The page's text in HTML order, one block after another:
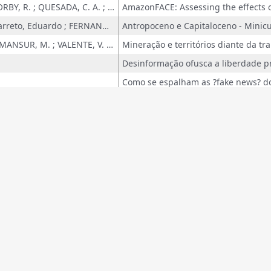
LAPOLA, D. M. ; NORBY, R. ; QUESADA, C. A. ; HARTLEY, S. ; ESQUIVEL-MUELBERT, A. ; RAMMIG, A. ; TAKESHI, B. ; BLANCO, C. ; SANTANA, F. ; TEIXEIRA, I. ; ALEIXO, I. ; FLEISCHER, K. ; LUGLI, L. F. ; FUCHSLUEGER, L. ; ROWLAND, L. ; PADGURSCHI, M. ; Monteiro, Marko ; GARCIA, S. ; DOMINGUES, T.
MARRAS, S. ; Sá Barreto, Eduardo ; FERNANDES, F. O. ; VALENTE, V. ; FARFAN, J. D. ; GIAMPAOLI, A. V. ; NEVES, G. ; FRACALANZA, PAULO SÉRGIO ; CORAZZA, ROSANA ICASSATTI
MESQUITA, M. J. ; MANSUR, M. ; VALENTE, V. ; FARFAN, J. D. ; GIAMPAOLI, A. V. ; GREGOL, J. M. R. ; CORAZZA, ROSANA I.